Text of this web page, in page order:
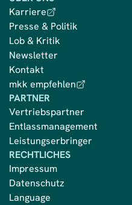
Karriere
Presse & Politik
Lob & Kritik
Newsletter
Kontakt
mkk empfehlen
PARTNER
Vertriebspartner
Entlassmanagement
Leistungserbringer
RECHTLICHES
Impressum
Datenschutz
Language